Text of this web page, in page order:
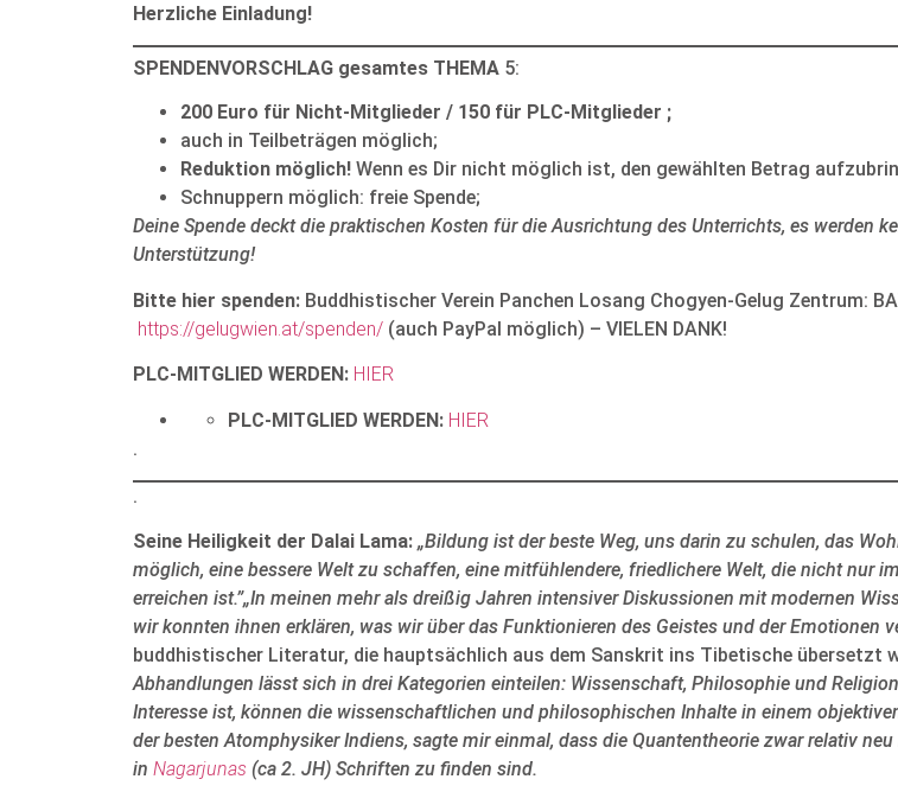
Herzliche Einladung!
SPENDENVORSCHLAG gesamtes THEMA 5:
200 Euro für Nicht-Mitglieder / 150 für PLC-Mitglieder ;
auch in Teilbeträgen möglich;
Reduktion möglich! Wenn es Dir nicht möglich ist, den gewählten Betrag
Schnuppern möglich: freie Spende;
Deine Spende deckt die praktischen Kosten für die Ausrichtung des Unterrichts, es werden
Unterstützung!
Bitte hier spenden: Buddhistischer Verein Panchen Losang Chogyen-Gelug Zentrum:
https://gelugwien.at/spenden/ (auch PayPal möglich) – VIELEN DANK!
PLC-MITGLIED WERDEN: HIER
PLC-MITGLIED WERDEN: HIER
.
.
Seine Heiligkeit der Dalai Lama: „Bildung ist der beste Weg, uns darin zu schulen, das
möglich, eine bessere Welt zu schaffen, eine mitfühlendere, friedlichere Welt, die nicht nur
erreichen ist.”„In meinen mehr als dreißig Jahren intensiver Diskussionen mit modernen
wir konnten ihnen erklären, was wir über das Funktionieren des Geistes und der Emotionen
buddhistischer Literatur, die hauptsächlich aus dem Sanskrit ins Tibetische übersetzt
Abhandlungen lässt sich in drei Kategorien einteilen: Wissenschaft, Philosophie und
Interesse ist, können die wissenschaftlichen und philosophischen Inhalte in einem
der besten Atomphysiker Indiens, sagte mir einmal, dass die Quantentheorie zwar relativ
in Nagarjunas (ca 2. JH) Schriften zu finden sind.